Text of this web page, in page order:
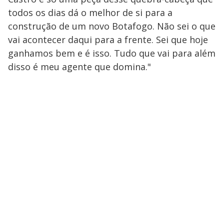
todos os dias dá o melhor de si para a
construção de um novo Botafogo. Não sei o que
vai acontecer daqui para a frente. Sei que hoje
ganhamos bem e é isso. Tudo que vai para além
disso é meu agente que domina."